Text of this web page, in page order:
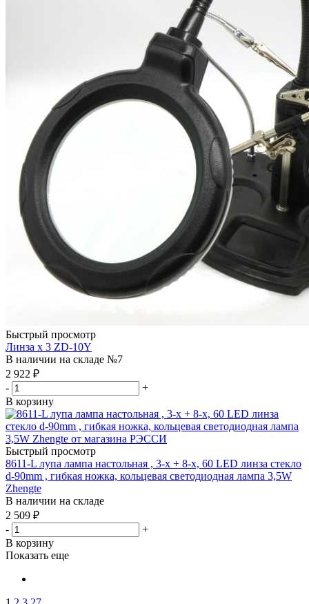
Быстрый просмотр
Линза х 3 ZD-10Y
В наличии на складе №7
2 922 ₽
-
+
В корзину
Быстрый просмотр
8611-L лупа лампа настольная , 3-х + 8-x, 60 LED линза стекло
d-90mm , гибкая ножка, кольцевая светодиодная лампа 3,5W
Zhengte
В наличии на складе
2 509 ₽
-
+
В корзину
Показать еще